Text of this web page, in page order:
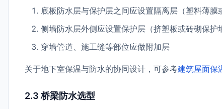
底板防水层与保护层之间应设置隔离层（塑料薄膜
侧墙防水层外侧应设置保护层（挤塑板或砖砌保护
穿墙管道、施工缝等部位应做附加层
关于地下室保温与防水的协同设计，可参考建筑屋面保
2.3 桥梁防水选型